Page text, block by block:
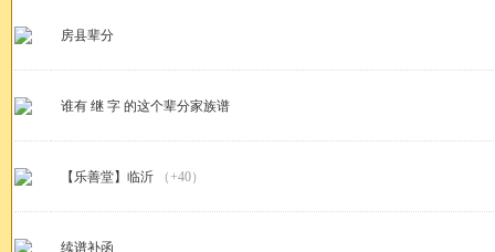
房县辈分
谁有 继 字 的这个辈分家族谱
【乐善堂】临沂 （+40）
续谱补函